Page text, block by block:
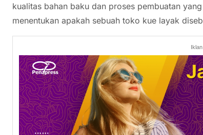
kualitas bahan baku dan proses pembuatan
menentukan apakah sebuah toko kue layak